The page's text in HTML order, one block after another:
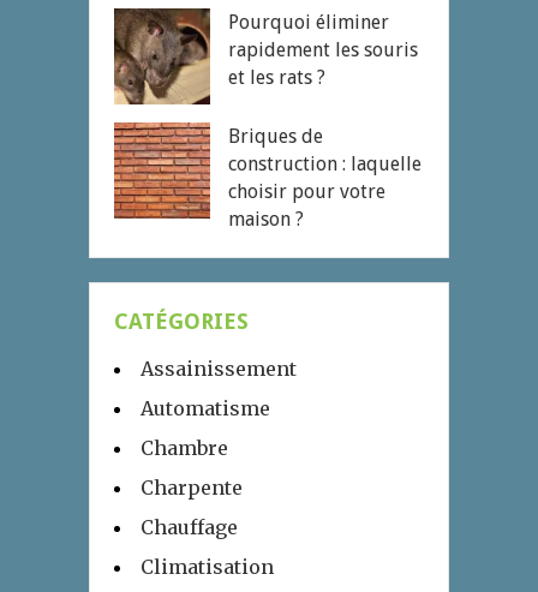
Pourquoi éliminer
rapidement les souris
et les rats ?
Briques de
construction : laquelle
choisir pour votre
maison ?
CATÉGORIES
Assainissement
Automatisme
Chambre
Charpente
Chauffage
Climatisation